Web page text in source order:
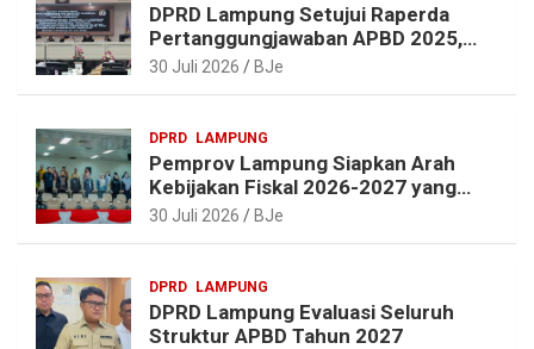
DPRD Lampung Setujui Raperda
Pertanggungjawaban APBD 2025,
Beri Sejumlah Rekomendasi
30 Juli 2026 BJe
DPRD LAMPUNG
Pemprov Lampung Siapkan Arah
Kebijakan Fiskal 2026-2027 yang
Realistis dan Berkelanjutan
30 Juli 2026 BJe
DPRD LAMPUNG
DPRD Lampung Evaluasi Seluruh
Struktur APBD Tahun 2027